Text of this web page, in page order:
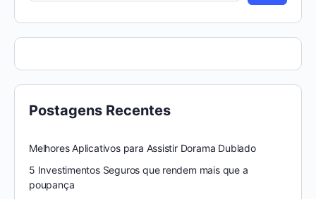
Postagens Recentes
Melhores Aplicativos para Assistir Dorama Dublado
5 Investimentos Seguros que rendem mais que a
poupança